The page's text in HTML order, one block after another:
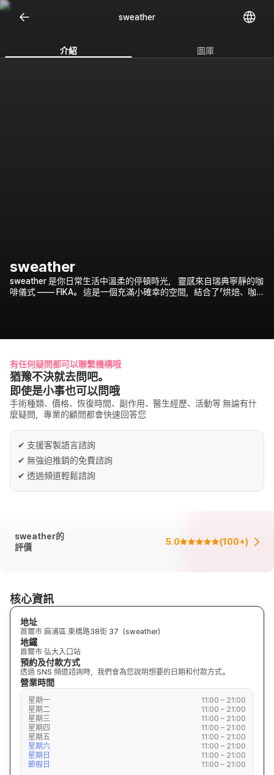
sweather
介紹 圖庫
sweather
sweather 是你日常生活中溫柔的停頓時光， 靈感來自瑞典寧靜的咖
啡儀式 —— FIKA。 這是一個充滿小確幸的空間，結合了「烘焙、咖
有任何疑問都可以聯繫機構哦
猶豫不決就去問吧。
即使是小事也可以問哦
手術種類、價格、恢復時間、副作用、醫生經歷、活動等 無論有什
麼疑問，專業的顧問都會快速回答您
✔ 支援客製語言諮詢
✔ 無強迫推銷的免費諮詢
✔ 透過頻道輕鬆諮詢
sweather的
評價
5.0 (100+)
核心資訊
地址
首爾市 麻浦區 東橋路38街 37（sweather）
地鐵
首爾市 弘大入口站
預約及付款方式
透過 SNS 頻道諮詢時，我們會為您說明想要的日期和付款方式。
營業時間
星期一
11:00 – 21:00
星期二
11:00 – 21:00
星期三
11:00 – 21:00
星期四
11:00 – 21:00
星期五
11:00 – 21:00
星期六
11:00 – 21:00
星期日
11:00 – 21:00
節假日
11:00 – 21:00